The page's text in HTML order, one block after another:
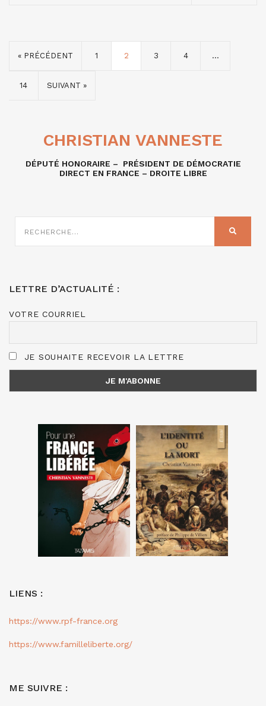
« PRÉCÉDENT 1 2 3 4 …
14 SUIVANT »
CHRISTIAN VANNESTE
DÉPUTÉ HONORAIRE – PRÉSIDENT DE DÉMOCRATIE
DIRECT EN FRANCE – DROITE LIBRE
SUR
LETTRE D’ACTUALITÉ :
VOTRE COURRIEL
JE SOUHAITE RECEVOIR LA LETTRE
LIENS :
https://www.rpf-france.org
https://www.familleliberte.org/
ME SUIVRE :